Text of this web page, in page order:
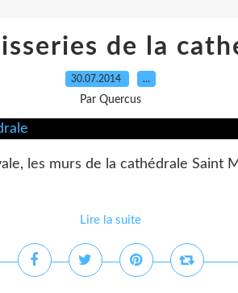
de la
30.07.2014 …
Par Quercus
les murs de la cathédrale Saint
Lire la suite